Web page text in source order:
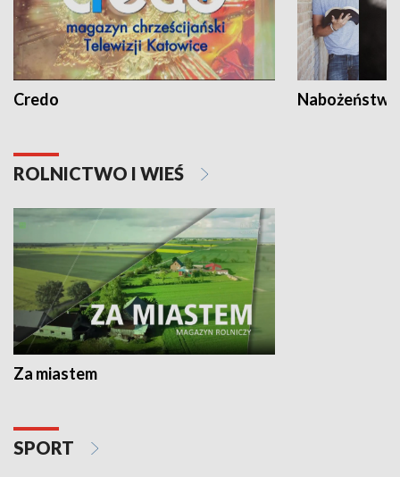
Credo
ROLNICTWO I WIEŚ
Za miastem
SPORT